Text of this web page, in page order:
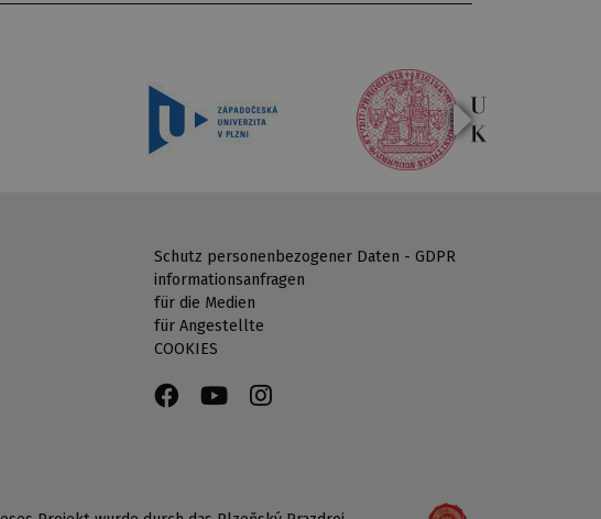
Schutz personenbezogener Daten - GDPR
informationsanfragen
für die Medien
für Angestellte
COOKIES